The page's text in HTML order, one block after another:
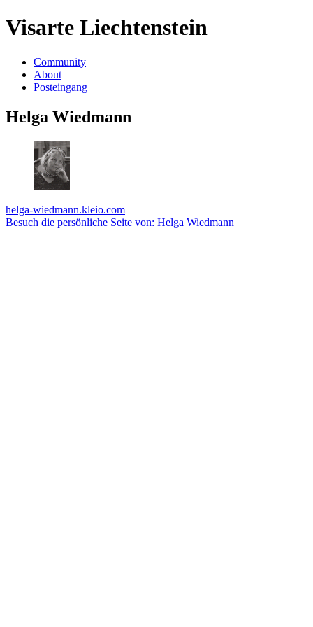
Visarte Liechtenstein
Community
About
Posteingang
Helga Wiedmann
helga-wiedmann.kleio.com
Besuch die persönliche Seite von: Helga Wiedmann